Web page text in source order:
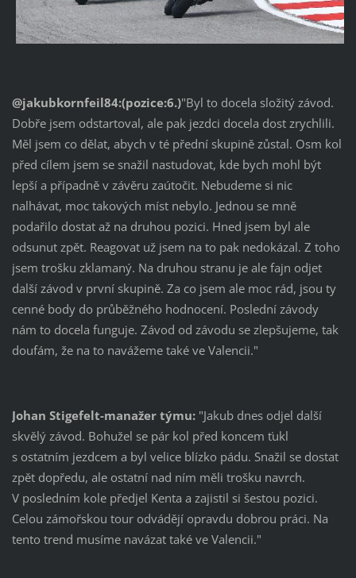
@jakubkornfeil84:(pozice:6.)"Byl to docela složitý závod.
Dobře jsem odstartoval, ale pak jezdci docela dost zrychlili.
Měl jsem co dělat, abych v té přední skupině zůstal. Osm kol
před cílem jsem se snažil nastudovat, kde bych mohl být
lepší a případně v závěru zaútočit. Nebudeme si nic
nalhávat, moc takových míst nebylo. Jednou se mně
podařilo dostat až na druhou pozici. Hned jsem byl ale
odsunut zpět. Reagovat už jsem na to pak nedokázal. Z toho
jsem trošku zklamaný. Na druhou stranu je ale fajn odjet
další závod v první skupině. Za co jsem ale moc rád, jsou ty
cenné body do průběžného hodnocení. Poslední závody
nám to docela funguje. Závod od závodu se zlepšujeme, tak
doufám, že na to navážeme také ve Valencii."
Johan Stigefelt-manažer týmu: "Jakub dnes odjel další
skvělý závod. Bohužel se pár kol před koncem ťukl
s ostatním jezdcem a byl velice blízko pádu. Snažil se dostat
zpět dopředu, ale ostatní nad ním měli trošku navrch.
V posledním kole předjel Kenta a zajistil si šestou pozici.
Celou zámořskou tour odvádějí opravdu dobrou práci. Na
tento trend musíme navázat také ve Valencii."